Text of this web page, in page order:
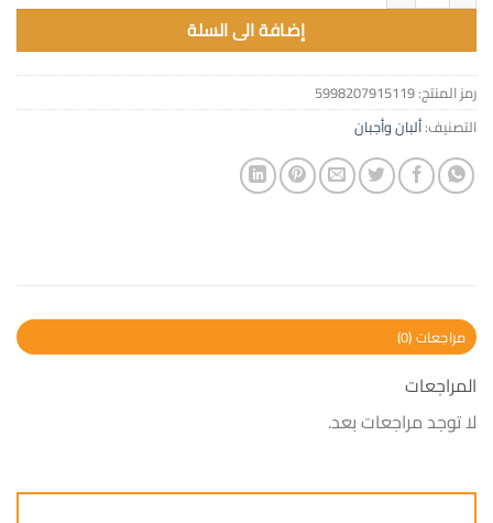
إضافة الى السلة
رمز المنتج:5998207915119
التصنيف:ألبان وأجبان
مراجعات (0)
المراجعات
لا توجد مراجعات بعد.